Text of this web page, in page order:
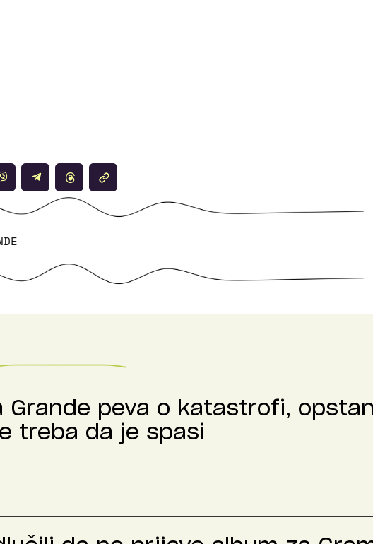
Grande peva o katastrofi,
treba da je spasi